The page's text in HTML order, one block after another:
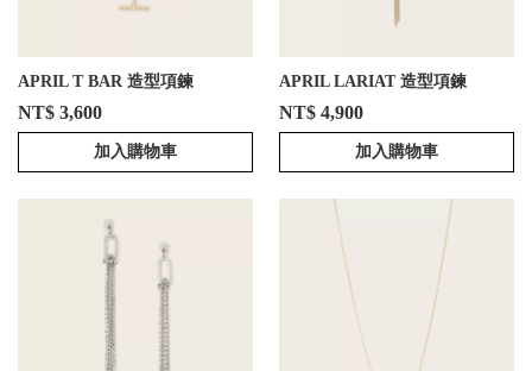
APRIL T BAR 造型項鍊
NT$ 3,600
加入購物車
APRIL LARIAT 造型項鍊
NT$ 4,900
加入購物車